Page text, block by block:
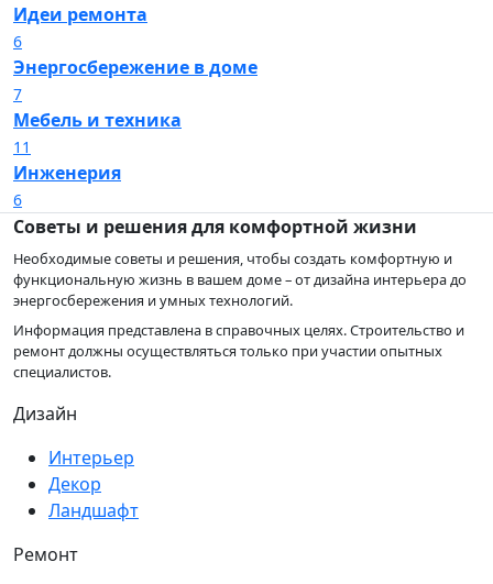
Идеи ремонта
6
Энергосбережение в доме
7
Мебель и техника
11
Инженерия
6
Советы и решения для комфортной жизни
Необходимые советы и решения, чтобы создать комфортную и
функциональную жизнь в вашем доме – от дизайна интерьера до
энергосбережения и умных технологий.
Информация представлена в справочных целях. Строительство и
ремонт должны осуществляться только при участии опытных
специалистов.
Дизайн
Интерьер
Декор
Ландшафт
Ремонт